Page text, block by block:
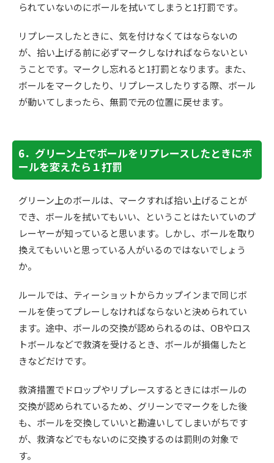
られていないのにボールを拭いてしまうと1打罰です。
リプレースしたときに、気を付けなくてはならないの
が、拾い上げる前に必ずマークしなければならないとい
うことです。マークし忘れると1打罰となります。また、
ボールをマークしたり、リプレースしたりする際、ボール
が動いてしまったら、無罰で元の位置に戻せます。
6．グリーン上でボールをリプレースしたときにボ
ールを変えたら１打罰
グリーン上のボールは、マークすれば拾い上げることが
でき、ボールを拭いてもいい、ということはたいていのプ
レーヤーが知っていると思います。しかし、ボールを取り
換えてもいいと思っている人がいるのではないでしょう
か。
ルールでは、ティーショットからカップインまで同じボ
ールを使ってプレーしなければならないと決められてい
ます。途中、ボールの交換が認められるのは、OBやロス
トボールなどで救済を受けるとき、ボールが損傷したと
きなどだけです。
救済措置でドロップやリプレースするときにはボールの
交換が認められているため、グリーンでマークをした後
も、ボールを交換していいと勘違いしてしまいがちです
が、救済などでもないのに交換するのは罰則の対象で
す。